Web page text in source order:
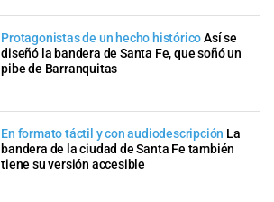
Protagonistas de un hecho históricoAsí se
diseñó la bandera de Santa Fe, que soñó un
pibe de Barranquitas
En formato táctil y con audiodescripción La
bandera de la ciudad de Santa Fe también
tiene su versión accesible